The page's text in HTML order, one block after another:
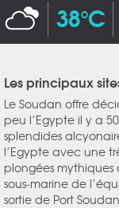
38°C
Les principaux
Le Soudan offre
peu l’Egypte il y a
splendides
l’Egypte avec une
plongées mythiques
sous-marine de
sortie de Port